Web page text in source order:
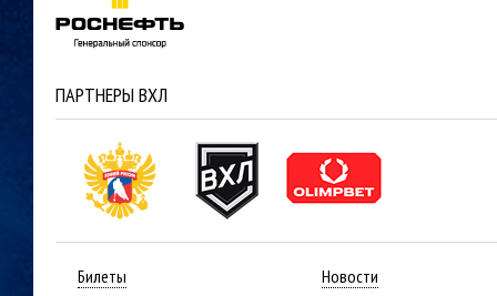
ПАРТНЕРЫ ВХЛ
Билеты Новости